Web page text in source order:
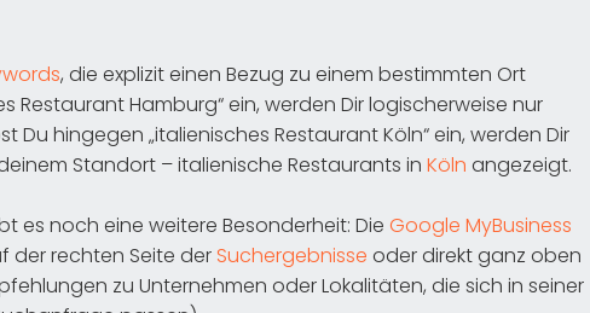
, die explizit einen Bezug zu einem bestimmten Ort
Restaurant Hamburg“ ein, werden Dir logischerweise nur
Du hingegen „italienisches Restaurant Köln“ ein, werden Dir
Standort – italienische Restaurants in Köln angezeigt.
es noch eine weitere Besonderheit: Die Google MyBusiness
der rechten Seite der Suchergebnisse oder direkt ganz oben
zu Unternehmen oder Lokalitäten, die sich in seiner